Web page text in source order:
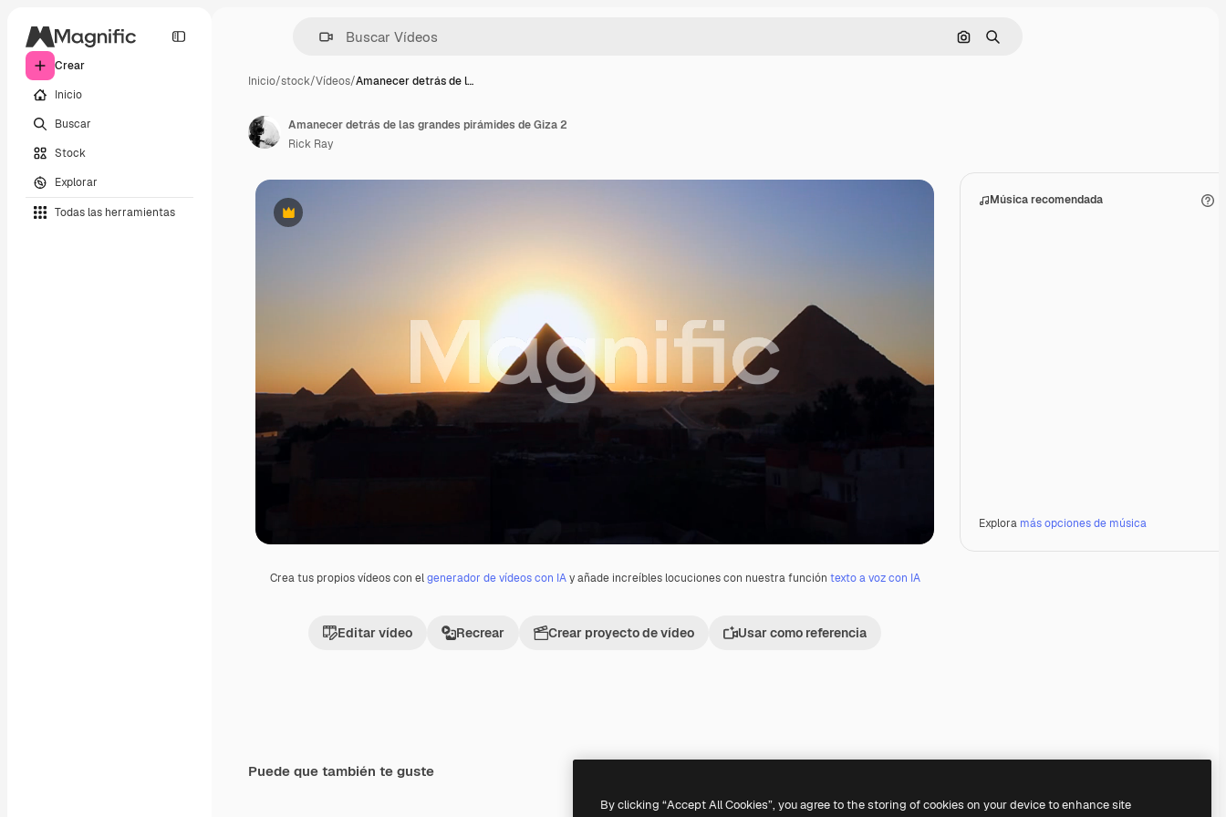
Crear
Inicio
Buscar
Stock
Explorar
Todas las herramientas
Buscar por imagen
Buscar
Inicio/stock/Vídeos/Amanecer detrás de l…
Premium
Crea tus propios vídeos con elgenerador de vídeos con IAy añade increíbles locuciones con nuestra función texto a voz con IA
Editar vídeo Recrear Crear proyecto de vídeo Usar como referencia
Música recomendada
Explora más opciones de música
Amanecer detrás de las grandes pirámides de Giza 2
Rick Ray
Puede que también te guste
By clicking “Accept All Cookies”, you agree to the storing of cookies on your device to enhance site